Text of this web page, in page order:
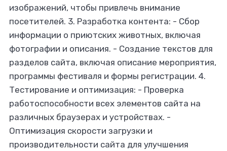
изображений, чтобы привлечь внимание
посетителей. 3. Разработка контента: - Сбор
информации о приютских животных, включая
фотографии и описания. - Создание текстов для
разделов сайта, включая описание мероприятия,
программы фестиваля и формы регистрации. 4.
Тестирование и оптимизация: - Проверка
работоспособности всех элементов сайта на
различных браузерах и устройствах. -
Оптимизация скорости загрузки и
производительности сайта для улучшения